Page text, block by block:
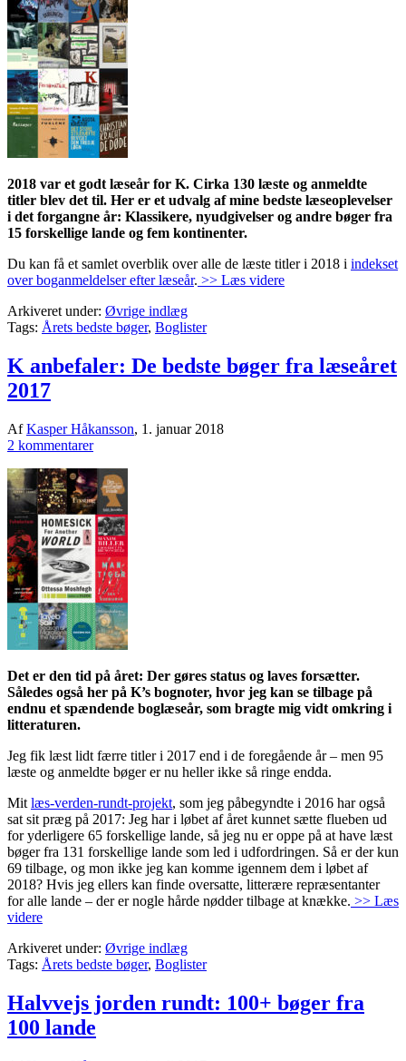
2018 var et godt læseår for K. Cirka 130 læste og anmeldte
titler blev det til. Her er et udvalg af mine bedste læseoplevelser
i det forgangne år: Klassikere, nyudgivelser og andre bøger fra
15 forskellige lande og fem kontinenter.
Du kan få et samlet overblik over alle de læste titler i 2018 i indekset
over boganmeldelser efter læseår. >> Læs videre
Arkiveret under: Øvrige indlæg
Tags: Årets bedste bøger, Boglister
K anbefaler: De bedste bøger fra læseåret
2017
AfKasper Håkansson, 1. januar 2018
2 kommentarer
Det er den tid på året: Der gøres status og laves forsætter.
Således også her på K’s bognoter, hvor jeg kan se tilbage på
endnu et spændende boglæseår, som bragte mig vidt omkring i
litteraturen.
Jeg fik læst lidt færre titler i 2017 end i de foregående år – men 95
læste og anmeldte bøger er nu heller ikke så ringe endda.
Mit læs-verden-rundt-projekt, som jeg påbegyndte i 2016 har også
sat sit præg på 2017: Jeg har i løbet af året kunnet sætte flueben ud
for yderligere 65 forskellige lande, så jeg nu er oppe på at have læst
bøger fra 131 forskellige lande som led i udfordringen. Så er der kun
69 tilbage, og mon ikke jeg kan komme igennem dem i løbet af
2018? Hvis jeg ellers kan finde oversatte, litterære repræsentanter
for alle lande – der er nogle hårde nødder tilbage at knække. >> Læs
videre
Arkiveret under: Øvrige indlæg
Tags: Årets bedste bøger, Boglister
Halvvejs jorden rundt: 100+ bøger fra
100 lande